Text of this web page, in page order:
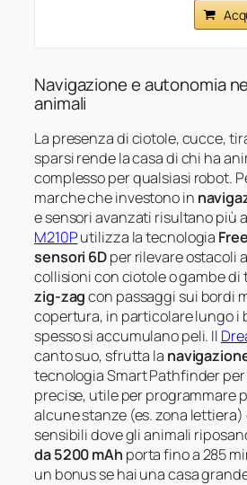
Navigazione e autonomia
animali
La presenza di ciotole, cucce,
sparsi rende la casa di chi ha
complesso per qualsiasi robot.
marche che investono in
e sensori avanzati risultano più
M210Putilizza la tecnologia
sensori 6Dper rilevare ostacoli
collisioni con ciotole o gambe di
zig-zagcon passaggi sui bordi
copertura, in particolare lungo i
spesso si accumulano peli. Il
canto suo, sfrutta la
tecnologia Smart Pathfinder
precise, utile per programmare
alcune stanze (es. zona lettiera)
sensibili dove gli animali
da 5200 mAh porta fino a 285
un bonus se hai una casa